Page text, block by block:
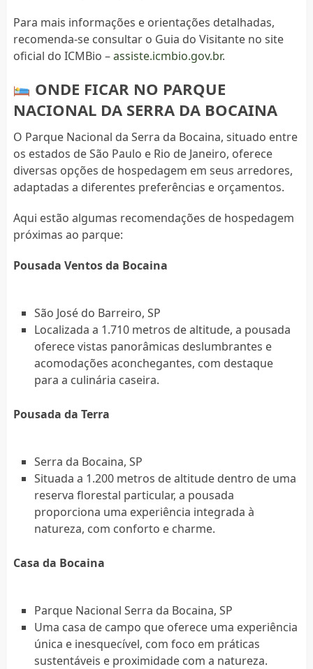
Para mais informações e orientações detalhadas,
recomenda-se consultar o Guia do Visitante no site
oficial do ICMBio –assiste.icmbio.gov.br.
ONDE FICAR NO PARQUE
NACIONAL DA SERRA DA BOCAINA
O Parque Nacional da Serra da Bocaina, situado entre
os estados de São Paulo e Rio de Janeiro, oferece
diversas opções de hospedagem em seus arredores,
adaptadas a diferentes preferências e orçamentos.
Aqui estão algumas recomendações de hospedagem
próximas ao parque:
Pousada Ventos da Bocaina
São José do Barreiro, SP
Localizada a 1.710 metros de altitude, a pousada
oferece vistas panorâmicas deslumbrantes e
acomodações aconchegantes, com destaque
para a culinária caseira.
Pousada da Terra
Serra da Bocaina, SP
Situada a 1.200 metros de altitude dentro de uma
reserva florestal particular, a pousada
proporciona uma experiência integrada à
natureza, com conforto e charme.
Casa da Bocaina
Parque Nacional Serra da Bocaina, SP
Uma casa de campo que oferece uma experiência
única e inesquecível, com foco em práticas
sustentáveis e proximidade com a natureza.